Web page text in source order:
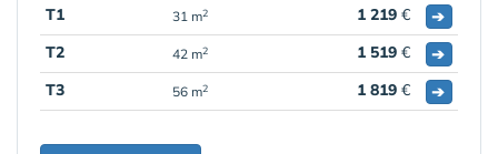
T1 31 m2 1 219 €
➔
T2
42 m2 1 519 €
➔
T3
56 m2 1 819 € ➔